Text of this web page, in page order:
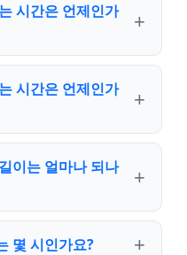
시간은 언제인가
시간은 언제인가
이는 얼마나 되나
몇 시인가요?